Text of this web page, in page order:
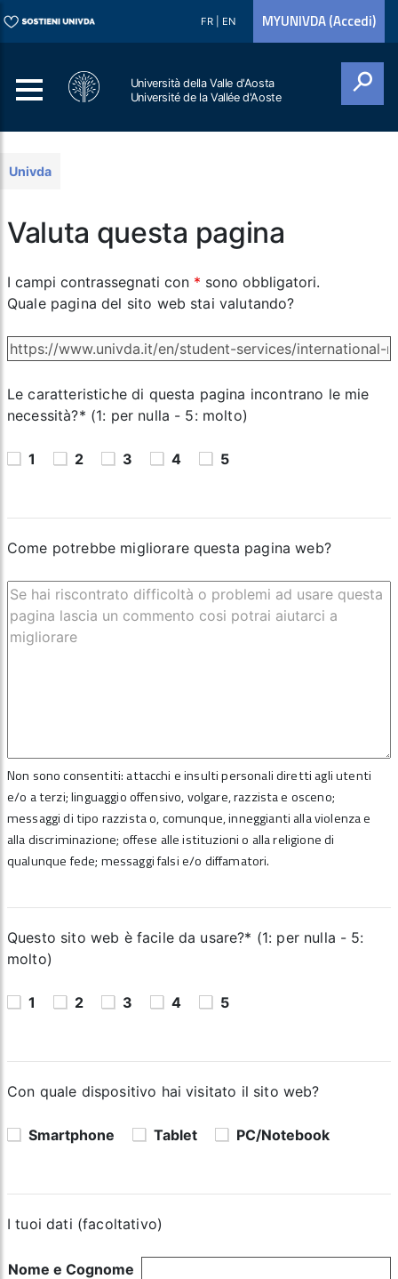
FR EN MYUNIVDA (Accedi)
Università della Valle d'Aosta
Université de la Vallée d'Aoste
Univda
Valuta questa pagina
I campi contrassegnati con * sono obbligatori.
Quale pagina del sito web stai valutando?
Le caratteristiche di questa pagina incontrano le mie
necessità?* (1: per nulla - 5: molto)
1 2 3 4 5
Come potrebbe migliorare questa pagina web?
Non sono consentiti: attacchi e insulti personali diretti agli utenti
e/o a terzi; linguaggio offensivo, volgare, razzista e osceno;
messaggi di tipo razzista o, comunque, inneggianti alla violenza e
alla discriminazione; offese alle istituzioni o alla religione di
qualunque fede; messaggi falsi e/o diffamatori.
Questo sito web è facile da usare?* (1: per nulla - 5:
molto)
1 2 3 4 5
Con quale dispositivo hai visitato il sito web?
Smartphone Tablet PC/Notebook
I tuoi dati (facoltativo)
Nome e Cognome